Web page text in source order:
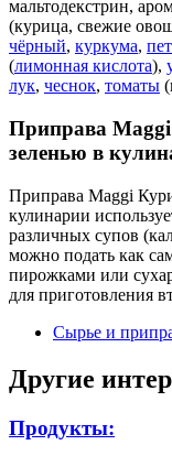
мальтодекстрин,
(курица, свежие
чёрный, куркума,
(лимонная кислота),
лук, чеснок, томаты
Приправа
зеленью в
Приправа Maggi
кулинарии
различных супов
можно подать как
пирожками или
для приготовления
Сырье и
Другие
Продукты: